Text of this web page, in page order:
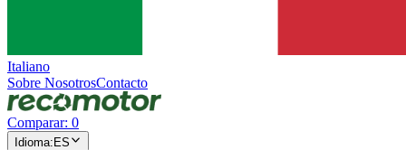
Italiano
Sobre NosotrosContacto
Comparar: 0
Idioma:ES